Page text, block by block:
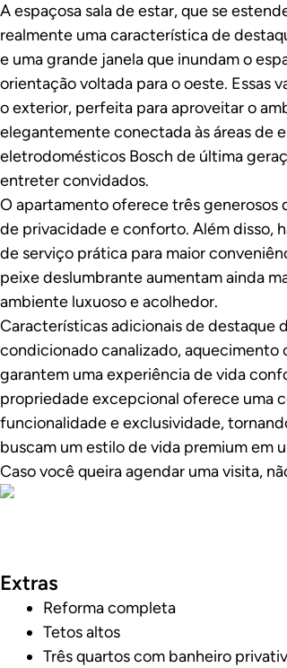
A espaçosa sala de estar, que se
realmente uma característica de
e uma grande janela que inundam o
orientação voltada para o oeste. Essas
o exterior, perfeita para aproveitar o
elegantemente conectada às áreas de
eletrodomésticos Bosch de última
entreter convidados.
O apartamento oferece três generosos
de privacidade e conforto. Além disso,
de serviço prática para maior
peixe deslumbrante aumentam ainda
ambiente luxuoso e acolhedor.
Características adicionais de
condicionado canalizado,
garantem uma experiência de vida
propriedade excepcional oferece uma
funcionalidade e exclusividade,
buscam um estilo de vida premium em
Caso você queira agendar uma visita,
Extras
Reforma completa
Tetos altos
Três quartos com banheiro